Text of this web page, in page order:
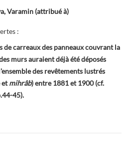
Varamin (attribué à)
:
de carreaux des panneaux couvrant la
murs auraient déjà été déposés
des revêtements lustrés
etmihrâb) entre 1881 et 1900 (cf.
45).